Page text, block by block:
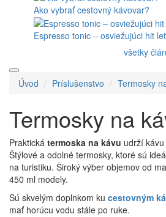
Ako vybrať cestovný kávovar?
Espresso tonic – osviežujúci hit
všetky
Úvod Príslušenstvo Termosky
Termosky na
Praktická termoska na kávu udrží
Štýlové a odolné termosky, ktoré sú
na turistiku. Široký výber objemov od
450 ml modely.
Sú skvelým doplnkom ku cestovným
mať horúcu vodu stále po ruke.